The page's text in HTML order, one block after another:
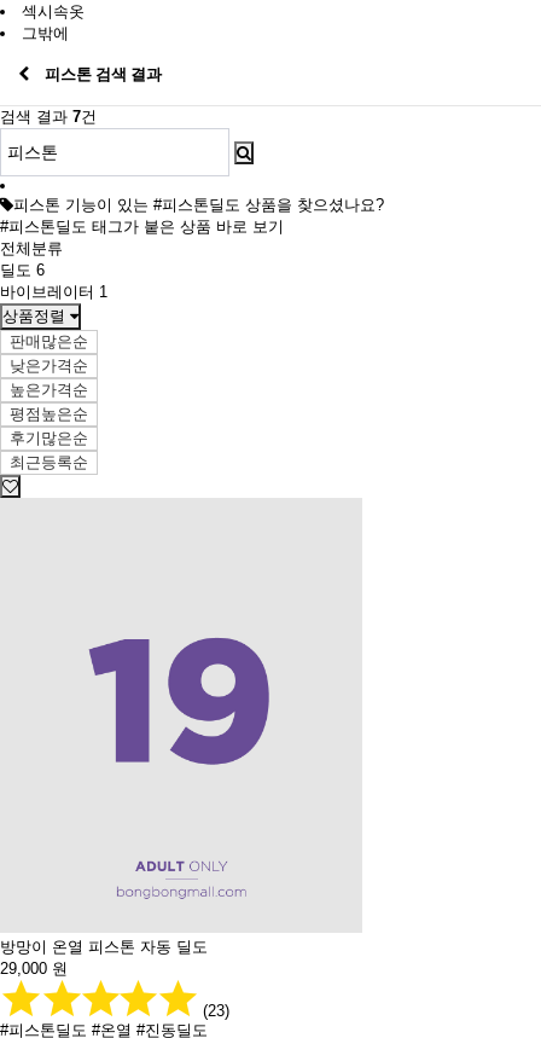
섹시속옷
그밖에
피스톤 검색 결과
검색 결과 7건
피스톤 기능이 있는 #피스톤딜도 상품을 찾으셨나요?
#피스톤딜도 태그가 붙은 상품 바로 보기
전체분류
딜도 6
바이브레이터 1
상품정렬
판매많은순
낮은가격순
높은가격순
평점높은순
후기많은순
최근등록순
방망이 온열 피스톤 자동 딜도
29,000 원
(23)
#피스톤딜도 #온열 #진동딜도